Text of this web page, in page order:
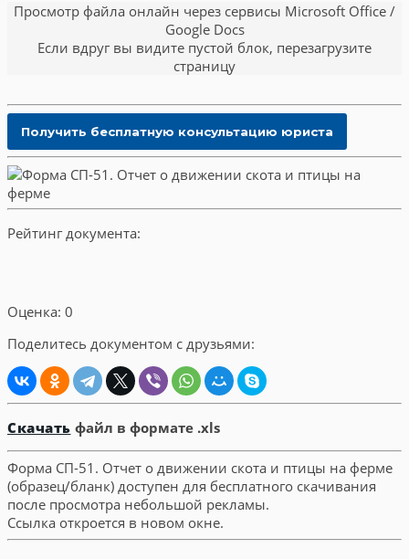
Просмотр файла онлайн через сервисы Microsoft Office /
Google Docs
Если вдруг вы видите пустой блок, перезагрузите
страницу
Рейтинг документа:
Оценка: 0
Поделитесь документом с друзьями:
Скачать файл в формате .xls
Форма СП-51. Отчет о движении скота и птицы на ферме
(образец/бланк) доступен для бесплатного скачивания
после просмотра небольшой рекламы.
Ссылка откроется в новом окне.